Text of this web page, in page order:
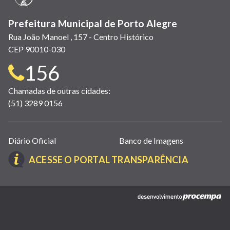
Prefeitura Municipal de Porto Alegre
Rua João Manoel , 157 - Centro Histórico
CEP 90010-030
Telefone
para
contato:
156
Chamadas de outras cidades:
(51) 3289 0156
Links
úteis
(abrem
nova
Diário Oficial Banco de Imagens
ACESSE O PORTAL TRANSPARÊNCIA(LINK
EM
NOVA